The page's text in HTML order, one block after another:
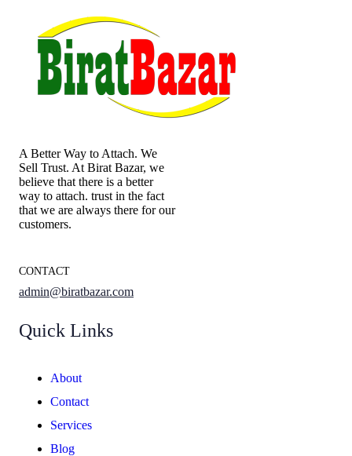
A Better Way to Attach. We
Sell Trust. At Birat Bazar, we
believe that there is a better
way to attach. trust in the fact
that we are always there for our
customers.
CONTACT
admin@biratbazar.com
Quick Links
About
Contact
Services
Blog